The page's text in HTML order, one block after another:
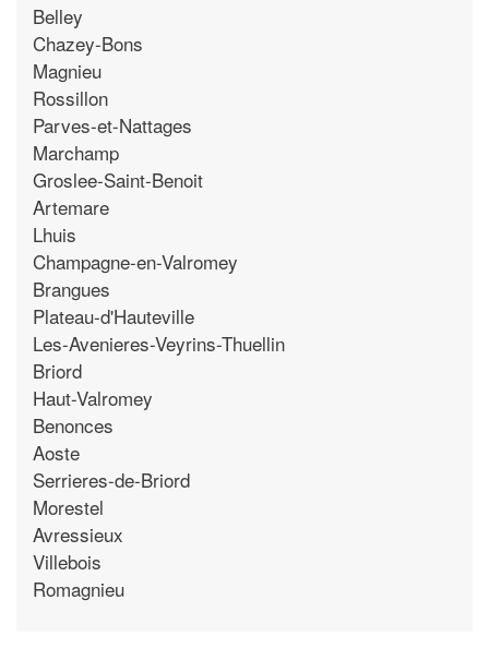
Belley
Chazey-Bons
Magnieu
Rossillon
Parves-et-Nattages
Marchamp
Groslee-Saint-Benoit
Artemare
Lhuis
Champagne-en-Valromey
Brangues
Plateau-d'Hauteville
Les-Avenieres-Veyrins-Thuellin
Briord
Haut-Valromey
Benonces
Aoste
Serrieres-de-Briord
Morestel
Avressieux
Villebois
Romagnieu